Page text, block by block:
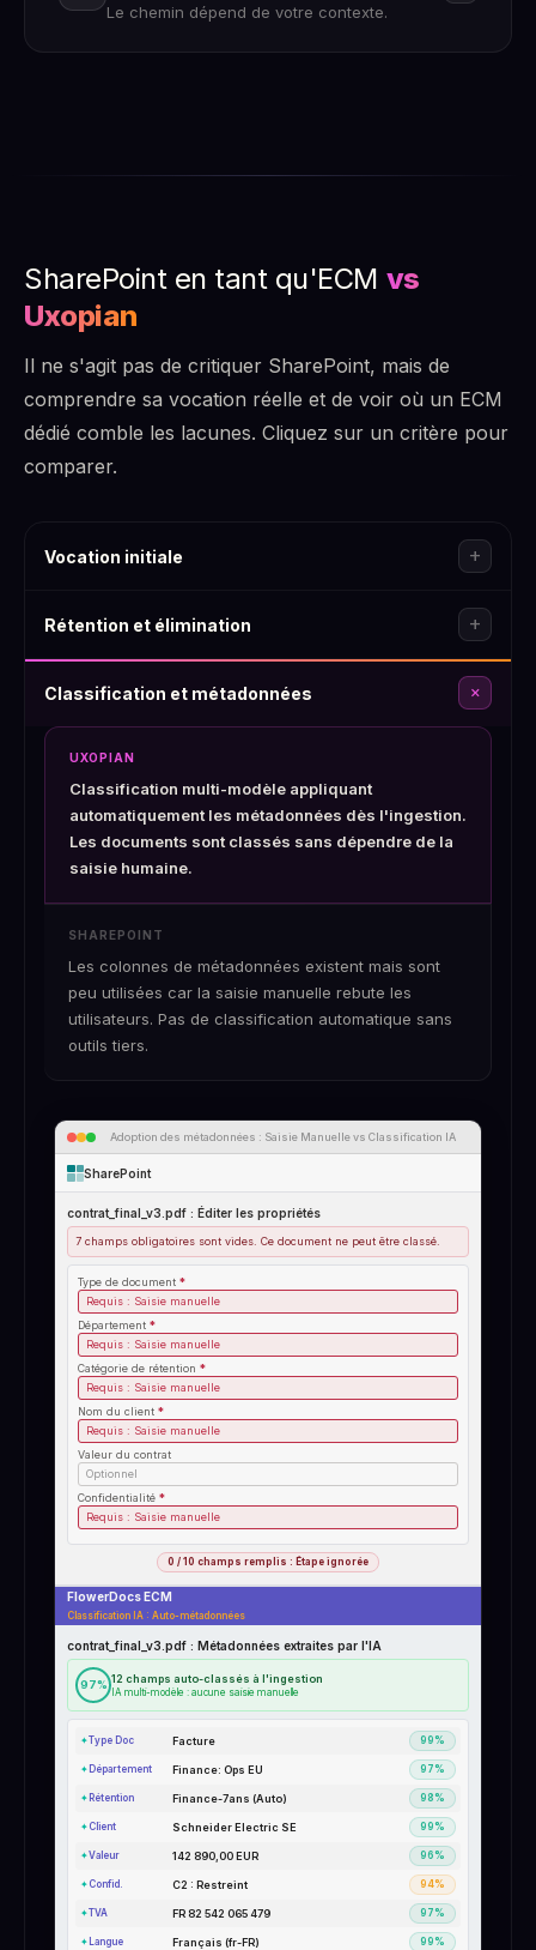
Le chemin dépend de votre contexte.
SharePoint en tant qu'ECM vs
Uxopian
Il ne s'agit pas de critiquer SharePoint, mais de
comprendre sa vocation réelle et de voir où un ECM
dédié comble les lacunes. Cliquez sur un critère pour
comparer.
Vocation initiale add
UXOPIAN
ingestion, classification, rétention, gouvernance et
recherche à grande échelle.
Collaboration et co-édition de documents au sein de
l'écosystème Microsoft 365. C'est son point fort.
Rétention et élimination add
UXOPIAN
SHAREPOINT
Labels de rétention disponibles, mais limités. Aucun
Classification et métadonnées add
UXOPIAN
Classification multi-modèle appliquant
automatiquement les métadonnées dès l'ingestion.
Les documents sont classés sans dépendre de la
saisie humaine.
SHAREPOINT
Les colonnes de métadonnées existent mais sont
peu utilisées car la saisie manuelle rebute les
utilisateurs. Pas de classification automatique sans
outils tiers.
Adoption des métadonnées : Saisie Manuelle vs Classification IA
SharePoint
contrat_final_v3.pdf : Éditer les propriétés
7 champs obligatoires sont vides. Ce document ne peut être classé.
Type de document *
Requis : Saisie manuelle
Département *
Requis : Saisie manuelle
Catégorie de rétention *
Requis : Saisie manuelle
Nom du client *
Requis : Saisie manuelle
Valeur du contrat
Optionnel
Confidentialité *
Requis : Saisie manuelle
0 / 10 champs remplis : Étape ignorée
FlowerDocs ECM
Classification IA : Auto-métadonnées
contrat_final_v3.pdf : Métadonnées extraites par l'IA
97% 12 champs auto-classés à l'ingestion
IA multi-modèle : aucune saisie manuelle
✦Type Doc Facture 99%
✦ Département Finance: Ops EU 97%
✦ Rétention Finance-7ans (Auto) 98%
✦ Client Schneider Electric SE 99%
✦Valeur 142 890,00 EUR 96%
✦ Confid. C2 : Restreint 94%
✦TVA FR 82 542 065 479 97%
✦ Langue Français (fr-FR) 99%